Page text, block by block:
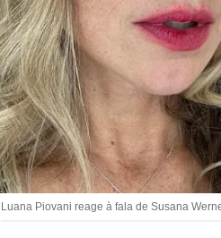
Luana Piovani reage à fala de Susana